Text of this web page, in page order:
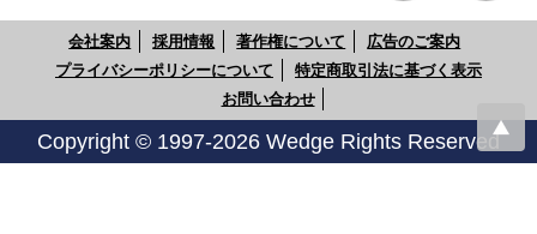
会社案内 採用情報 著作権について
広告のご案内
プライバシーポリシーについて
特定商取引法に基づく表示
お問い合わせ
Copyright © 1997-2026 Wedge Rights Reserved